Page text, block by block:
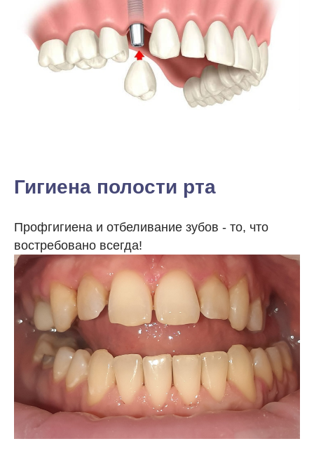
Гигиена полости рта
Профгигиена и отбеливание зубов - то, что
востребовано всегда!